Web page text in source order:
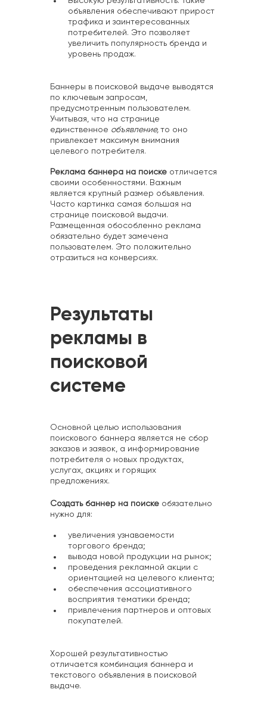
объявления обеспечивают прирост
трафика и заинтересованных
потребителей. Это позволяет
увеличить популярность бренда и
уровень продаж.
Баннеры в поисковой выдаче выводятся
по ключевым запросам,
предусмотренным пользователем.
Учитывая, что на странице
единственное объявление, то оно
привлекает максимум внимания
целевого потребителя.
Реклама баннера на поиске отличается
своими особенностями. Важным
является крупный размер объявления.
Часто картинка самая большая на
странице поисковой выдачи.
Размещенная обособленно реклама
обязательно будет замечена
пользователем. Это положительно
отразиться на конверсиях.
Результаты
рекламы в
поисковой
системе
Основной целью использования
поискового баннера является не сбор
заказов и заявок, а информирование
потребителя о новых продуктах,
услугах, акциях и горящих
предложениях.
Создать баннер на поиске обязательно
нужно для:
увеличения узнаваемости
торгового бренда;
вывода новой продукции на рынок;
проведения рекламной акции с
ориентацией на целевого клиента;
обеспечения ассоциативного
восприятия тематики бренда;
привлечения партнеров и оптовых
покупателей.
Хорошей результативностью
отличается комбинация баннера и
текстового объявления в поисковой
выдаче.